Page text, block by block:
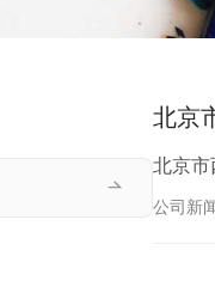
北京
北京
公司新